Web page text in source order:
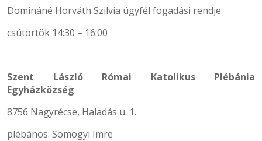
Domináné Horváth Szilvia ügyfél fogadási rendje:
csütörtök 14:30 – 16:00
Szent László Római Katolikus Plébánia
Egyházközség
8756 Nagyrécse, Haladás u. 1.
plébános: Somogyi Imre